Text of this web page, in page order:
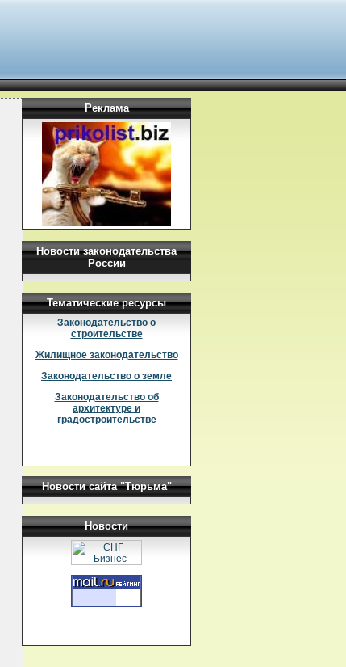
Реклама
Новости законодательства
России
Тематические ресурсы
Законодательство о
строительстве
Жилищное законодательство
Законодательство о земле
Законодательство об
архитектуре и
градостроительстве
Новости сайта "Тюрьма"
Новости